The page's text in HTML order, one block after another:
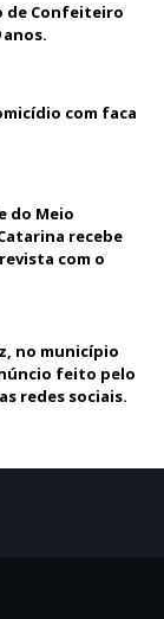
de Confeiteiro
anos.
com faca
do Meio
recebe
com o
no município
feito pelo
redes sociais.